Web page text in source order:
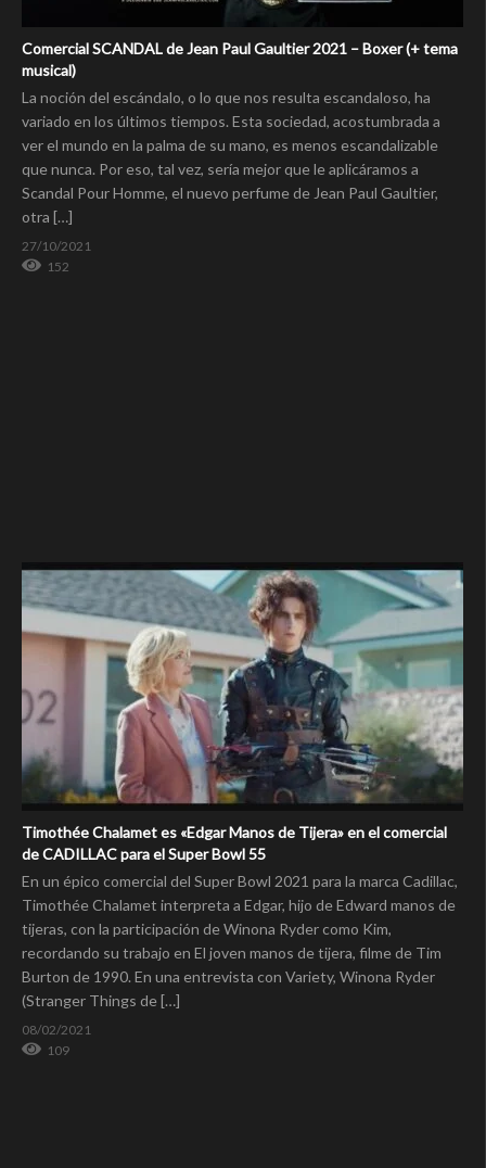
Comercial SCANDAL de Jean Paul Gaultier 2021 – Boxer (+ tema
musical)
La noción del escándalo, o lo que nos resulta escandaloso, ha
variado en los últimos tiempos. Esta sociedad, acostumbrada a
ver el mundo en la palma de su mano, es menos escandalizable
que nunca. Por eso, tal vez, sería mejor que le aplicáramos a
Scandal Pour Homme, el nuevo perfume de Jean Paul Gaultier,
otra […]
27/10/2021
152
Timothée Chalamet es «Edgar Manos de Tijera» en el comercial
de CADILLAC para el Super Bowl 55
En un épico comercial del Super Bowl 2021 para la marca Cadillac,
Timothée Chalamet interpreta a Edgar, hijo de Edward manos de
tijeras, con la participación de Winona Ryder como Kim,
recordando su trabajo en El joven manos de tijera, filme de Tim
Burton de 1990. En una entrevista con Variety, Winona Ryder
(Stranger Things de […]
08/02/2021
109